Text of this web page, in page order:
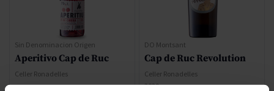
Sin Denominacion Origen
Aperitivo Cap de Ruc
Celler Ronadelles
DO Montsant
Cap de Ruc Revolution
Celler Ronadelles
2020